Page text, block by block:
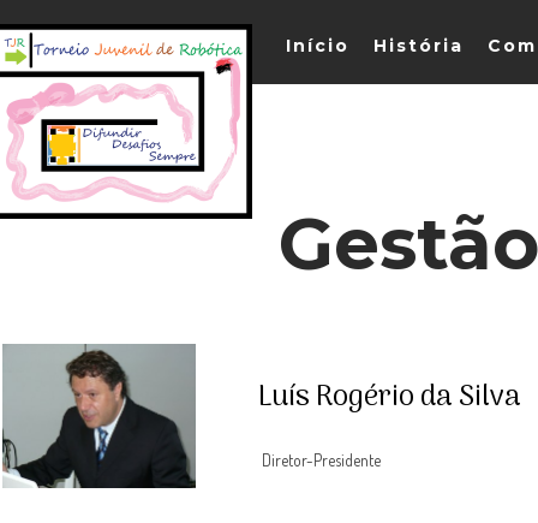
Início História
Luís Rogério da Silva
Diretor-Presidente